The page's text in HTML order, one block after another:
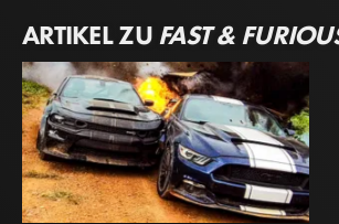
ARTIKEL ZUFAST &
FAST AND FURIOUS